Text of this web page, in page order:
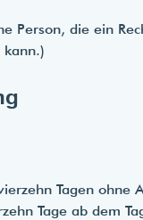
Person, die ein
kann.)
Tagen
Tage ab dem